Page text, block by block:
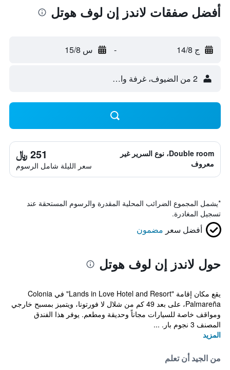
أفضل صفقات لاندز إن لوف هوتل
ج 14/8 - س 15/8
2 من الضيوف، غرفة واحدة
Double room، نوع السرير غير
معروف
251 ﷼
سعر الليلة شامل الرسوم
*يشمل المجموع الضرائب المحلية المقدرة والرسوم المستحقة عند
تسجيل المغادرة.
أفضل سعر مضمون
حول لاندز إن لوف هوتل
يقع مكان إقامة "Lands in Love Hotel and Resort" في Colonia
Palmareña، على بعد 49 كم من شلال لا فورتونا، ويتميز بمسبح خارجي
ومواقف خاصة للسيارات مجاناً وحديقة ومطعم. يوفر هذا الفندق
المصنف 3 نجوم بار. ...
المزيد
من الجيد أن تعلم